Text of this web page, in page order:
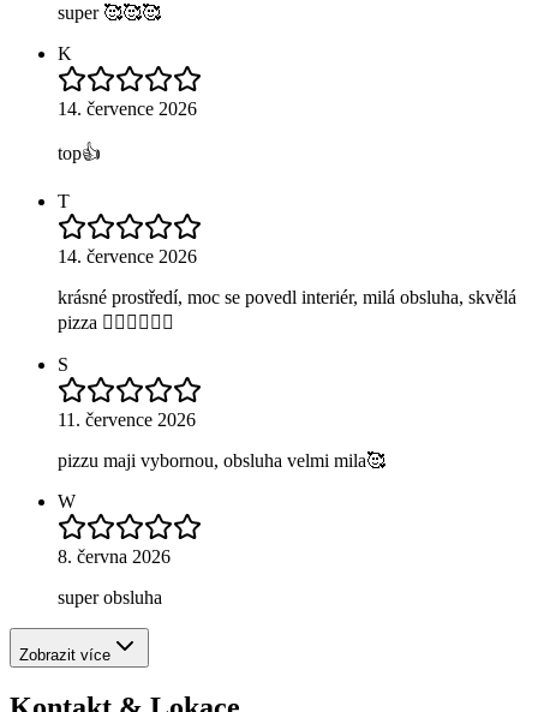
super 🥰🥰🥰
K
14. července 2026
top👍
T
14. července 2026
krásné prostředí, moc se povedl interiér, milá obsluha, skvělá
pizza 👍🏼👍🏼👍🏼
S
11. července 2026
pizzu maji vybornou, obsluha velmi mila🥰
W
8. června 2026
super obsluha
Zobrazit více